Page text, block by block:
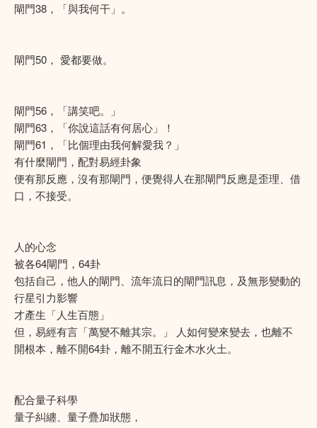
閘門38，「與我何干」。
閘門50， 愛都要做。
閘門56，「講笑吧。」
閘門63，「你說這話有何居心」！
閘門61，「比個理由我何解愛我？」
有什麼閘門，配對易經卦象
便有那反應，沒有那閘門，便覺得人在那閘門反應是歪理、借
口，不接受。
人的心念
被各64閘門，64卦
包括自己，他人的閘門、流年流日的閘門訊息，及無形變動的
行星引力影響
才產生「人生百態」
但，易經有言「萬變不離其宗。」 人如何變來變去，也離不
開根本，離不開64卦，離不開五行金木水火土。
配合量子科學
量子糾纏、量子疊加狀態，